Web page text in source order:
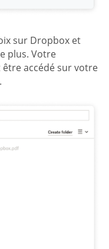
sur Dropbox et
plus. Votre
accédé sur votre